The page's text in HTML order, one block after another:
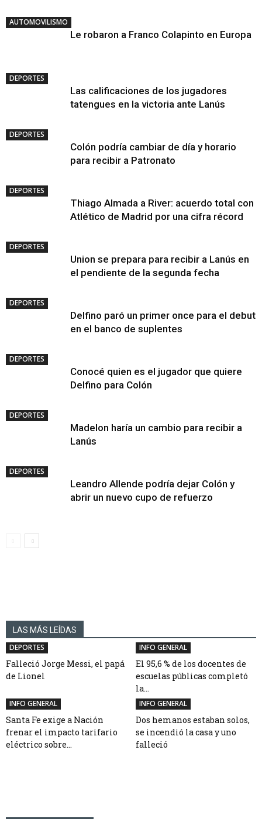
AUTOMOVILISMO
Le robaron a Franco Colapinto en Europa
DEPORTES
Las calificaciones de los jugadores
tatengues en la victoria ante Lanús
DEPORTES
Colón podría cambiar de día y horario
para recibir a Patronato
DEPORTES
Thiago Almada a River: acuerdo total con
Atlético de Madrid por una cifra récord
DEPORTES
Union se prepara para recibir a Lanús en
el pendiente de la segunda fecha
DEPORTES
Delfino paró un primer once para el debut
en el banco de suplentes
DEPORTES
Conocé quien es el jugador que quiere
Delfino para Colón
DEPORTES
Madelon haría un cambio para recibir a
Lanús
DEPORTES
Leandro Allende podría dejar Colón y
abrir un nuevo cupo de refuerzo
LAS MÁS LEÍDAS
DEPORTES
Falleció Jorge Messi, el papá
de Lionel
INFO GENERAL
El 95,6 % de los docentes de
escuelas públicas completó
la...
INFO GENERAL
Santa Fe exige a Nación
frenar el impacto tarifario
eléctrico sobre...
INFO GENERAL
Dos hemanos estaban solos,
se incendió la casa y uno
falleció